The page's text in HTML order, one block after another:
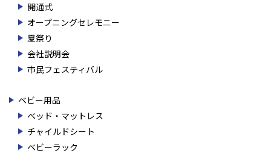
開通式
オープニングセレモニー
夏祭り
会社説明会
市民フェスティバル
ベビー用品
ベッド・マットレス
チャイルドシート
ベビーラック